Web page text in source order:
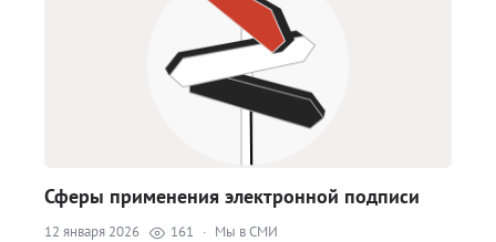
Сферы применения электронной подписи
12 января 2026 161 · Мы в СМИ